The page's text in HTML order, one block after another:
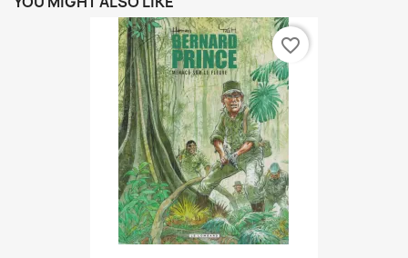
favorite_border